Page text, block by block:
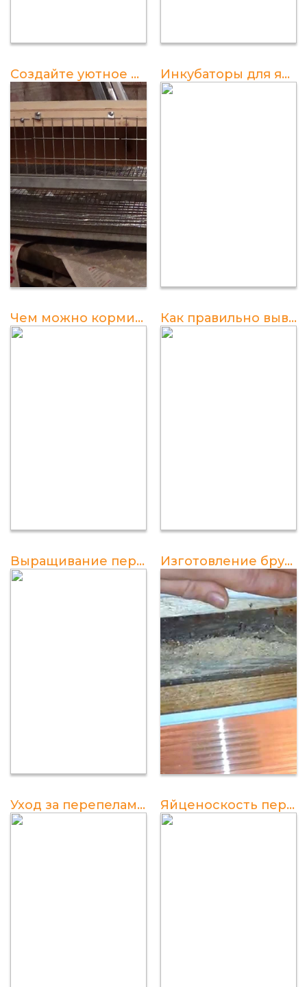
Создайте уютное жилье для перепелов своими руками Инкубаторы для яиц перепелов - выбор и советы
Чем можно кормить перепелов: достоверная информация Как правильно выводить перепелов в инкубаторе
Выращивание перепелов на мясо - полезная информация Изготовление брудера для перепелов своими руками
Уход за перепелами в домашних условиях для начинающих с первого дня Яйценоскость перепелов по породам - таблица и сравнение